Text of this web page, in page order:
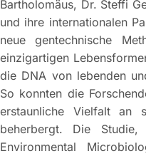
Bartholomäus, Dr. Steffi
und ihre internationalen
neue gentechnische
einzigartigen
die DNA von lebenden
So konnten die
erstaunliche Vielfalt an
beherbergt. Die
Environmental